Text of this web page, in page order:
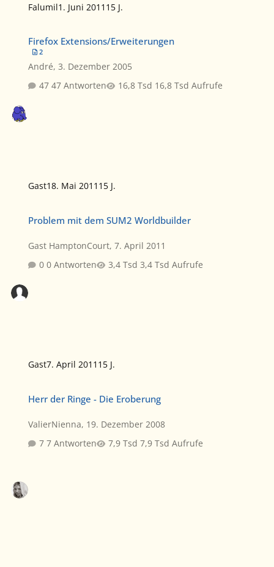
Falumil1. Juni 2011 15 J.
Firefox Extensions/Erweiterungen
2
André,3. Dezember 2005
47 Antworten
16,8 Tsd Aufrufe
Gast18. Mai 2011 15 J.
Problem mit dem SUM2 Worldbuilder
Gast HamptonCourt,7. April 2011
0 Antworten
3,4 Tsd Aufrufe
Gast7. April 2011 15 J.
Herr der Ringe - Die Eroberung
ValierNienna, 19. Dezember 2008
7 Antworten
7,9 Tsd Aufrufe